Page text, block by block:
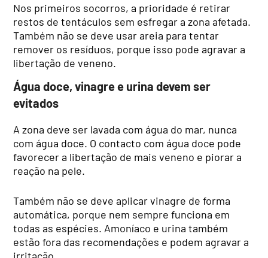
Nos primeiros socorros, a prioridade é retirar
restos de tentáculos sem esfregar a zona afetada.
Também não se deve usar areia para tentar
remover os resíduos, porque isso pode agravar a
libertação de veneno.
Água doce, vinagre e urina devem ser
evitados
A zona deve ser lavada com água do mar, nunca
com água doce. O contacto com água doce pode
favorecer a libertação de mais veneno e piorar a
reação na pele.
Também não se deve aplicar vinagre de forma
automática, porque nem sempre funciona em
todas as espécies. Amoníaco e urina também
estão fora das recomendações e podem agravar a